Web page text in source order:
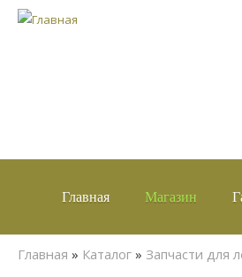
Главная Магазин
Вы здесь
Главная » Каталог » Запчасти для